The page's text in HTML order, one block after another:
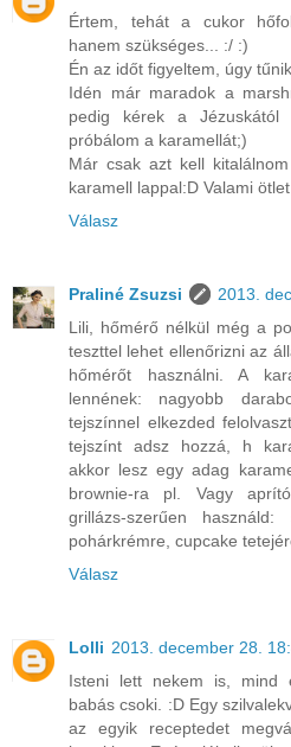
Értem, tehát a cukor
hanem szükséges... :/ :)
Én az időt figyeltem, úgy
Idén már maradok a
pedig kérek a
próbálom a karamellát;)
Már csak azt kell
karamell lappal:D Valami
Válasz
Praliné Zsuzsi
2013.
Lili, hőmérő nélkül még a
teszttel lehet ellenőrizni az
hőmérőt használni. A
lennének: nagyobb
tejszínnel elkezded
tejszínt adsz hozzá, h
akkor lesz egy adag
brownie-ra pl. Vagy
grillázs-szerűen
pohárkrémre, cupcake
Válasz
Lolli 2013. december 28.
Isteni lett nekem is, mind
babás csoki. :D Egy
az egyik receptedet